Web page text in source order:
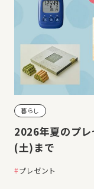
暮らし
2026年夏のプ
(土)まで
プレゼント